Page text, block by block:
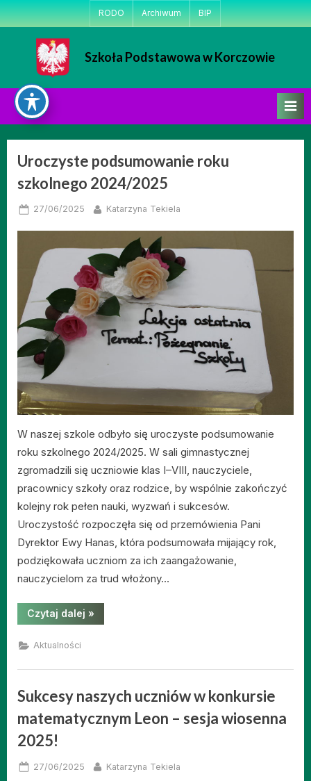
Skip
to
RODO Archiwum BIP
Szkoła Podstawowa w Korczowie
Miesiąc:
czerwiec
2025
Uroczyste podsumowanie roku
szkolnego 2024/2025
Posted
27/06/2025 By
Katarzyna Tekiela
W naszej szkole odbyło się uroczyste podsumowanie
roku szkolnego 2024/2025. W sali gimnastycznej
zgromadzili się uczniowie klas I–VIII, nauczyciele,
pracownicy szkoły oraz rodzice, by wspólnie zakończyć
kolejny rok pełen nauki, wyzwań i sukcesów.
Uroczystość rozpoczęła się od przemówienia Pani
Dyrektor Ewy Hanas, która podsumowała mijający rok,
podziękowała uczniom za ich zaangażowanie,
nauczycielom za trud włożony…
Czytaj dalej “Uroczyste
podsumowanie
»
Aktualności
Sukcesy naszych uczniów w konkursie
matematycznym Leon – sesja wiosenna
2025!
Posted
27/06/2025 By
Katarzyna Tekiela